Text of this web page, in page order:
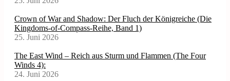
Crown of War and Shadow: Der Fluch der Königreiche (Die
Kingdoms-of-Compass-Reihe, Band 1)
25. Juni 2026
The East Wind – Reich aus Sturm und Flammen (The Four
Winds 4):
24. Juni 2026